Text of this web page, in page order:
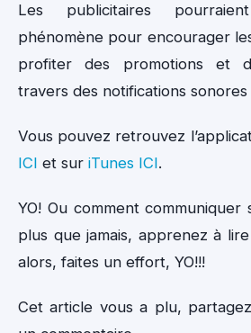
Les publicitaires
phénomène pour encourager
profiter des promotions et
travers des notifications sonores
Vous pouvez retrouvez
ICI et sur iTunes ICI.
YO! Ou comment communiquer
plus que jamais, apprenez à
alors, faites un effort, YO!!!
Cet article vous a plu,